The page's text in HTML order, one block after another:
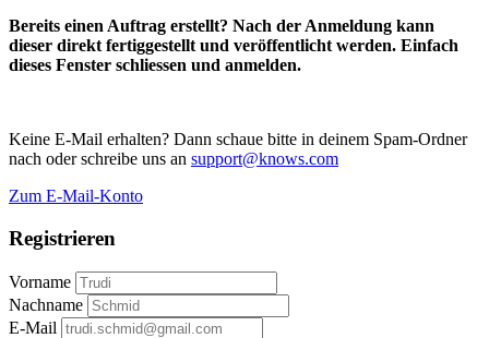
Bereits einen Auftrag erstellt? Nach der Anmeldung kann
dieser direkt fertiggestellt und veröffentlicht werden. Einfach
dieses Fenster schliessen und anmelden.
Keine E-Mail erhalten? Dann schaue bitte in deinem Spam-Ordner
nach oder schreibe uns an support@knows.com
Zum E-Mail-Konto
Registrieren
Vorname
Nachname
E-Mail